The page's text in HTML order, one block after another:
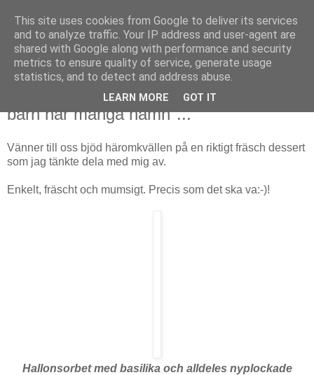
Fias hälsa
onsdag 13 juli 2011
Sorbet, Sorbetto eller Sorbeto - "kärt
barn har många namn"...
Vänner till oss bjöd häromkvällen på en riktigt fräsch dessert
som jag tänkte dela med mig av.
Enkelt, fräscht och mumsigt. Precis som det ska va:-)!
Hallonsorbet med basilika och alldeles nyplockade
This site uses cookies from Google to deliver its services
and to analyze traffic. Your IP address and user-agent are
shared with Google along with performance and security
metrics to ensure quality of service, generate usage
statistics, and to detect and address abuse.
LEARN MORE GOT IT